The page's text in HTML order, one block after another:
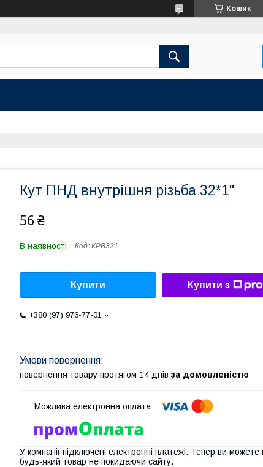
Кошик
Кут ПНД внутрішня різьба 32*1"
56 ₴
В наявності Код: КРВ321
Купити Купити з
+380 (97) 976-77-01
повернення товару протягом 14 днів за домовленістю
У компанії підключені електронні платежі. Тепер ви можете
будь-який товар не покидаючи сайту.